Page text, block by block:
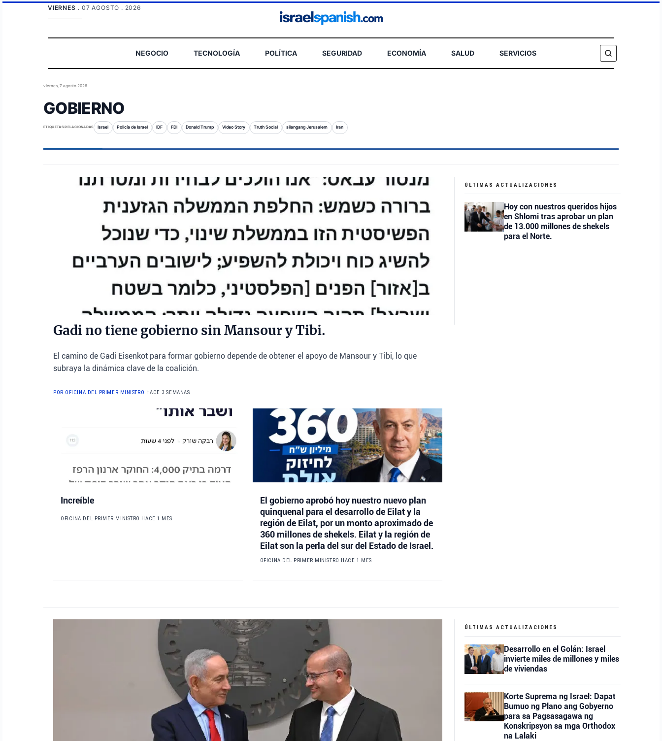
VIERNES . 07 AGOSTO . 2026
NEGOCIO TECNOLOGÍA POLÍTICA SEGURIDAD ECONOMÍA SALUD SERVICIOS
viernes, 7 agosto 2026
GOBIERNO
ETIQUETAS RELACIONADAS Israel Policía de Israel IDF FDI Donald Trump Video Story Truth Social silangang Jerusalem Iran
Gadi no tiene gobierno sin Mansour y Tibi.
El camino de Gadi Eisenkot para formar gobierno depende de obtener el apoyo de Mansour y Tibi, lo que
subraya la dinámica clave de la coalición.
POR OFICINA DEL PRIMER MINISTRO HACE 3 SEMANAS
Increíble
OFICINA DEL PRIMER MINISTRO HACE 1 MES
El gobierno aprobó hoy nuestro nuevo plan
quinquenal para el desarrollo de Eilat y la
región de Eilat, por un monto aproximado de
360 millones de shekels. Eilat y la región de
Eilat son la perla del sur del Estado de Israel.
OFICINA DEL PRIMER MINISTRO HACE 1 MES
ÚLTIMAS ACTUALIZACIONES
Hoy con nuestros queridos hijos
en Shlomi tras aprobar un plan
de 13.000 millones de shekels
para el Norte.
ÚLTIMAS ACTUALIZACIONES
Desarrollo en el Golán: Israel
invierte miles de millones y miles
de viviendas
Korte Suprema ng Israel: Dapat
Bumuo ng Plano ang Gobyerno
para sa Pagsasagawa ng
Konskripsyon sa mga Orthodox
na Lalaki